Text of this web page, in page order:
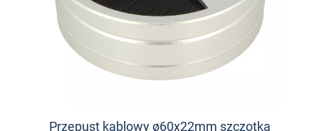
Przepust kablowy ø60x22mm szczotka